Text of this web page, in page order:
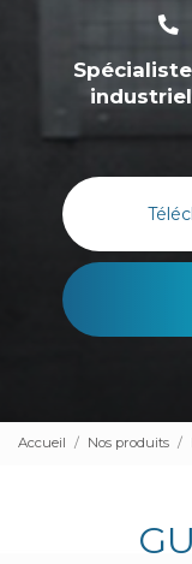
Accueil Nos produits